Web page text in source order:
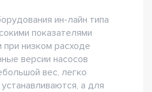
ин-лайн типа
показателями
при низком расходе
версии насосов
вес, легко
а для